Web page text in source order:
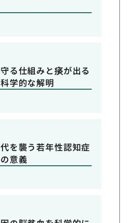
る仕組みと痰が出る
学的な解明
を襲う若年性認知症
意義